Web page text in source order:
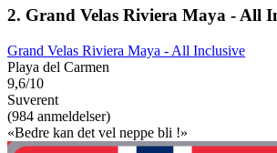
2. Grand Velas Riviera Maya - All
Grand Velas Riviera Maya - All Inclusive
Playa del Carmen
9,6/10
Suverent
(984 anmeldelser)
«Bedre kan det vel neppe bli !»